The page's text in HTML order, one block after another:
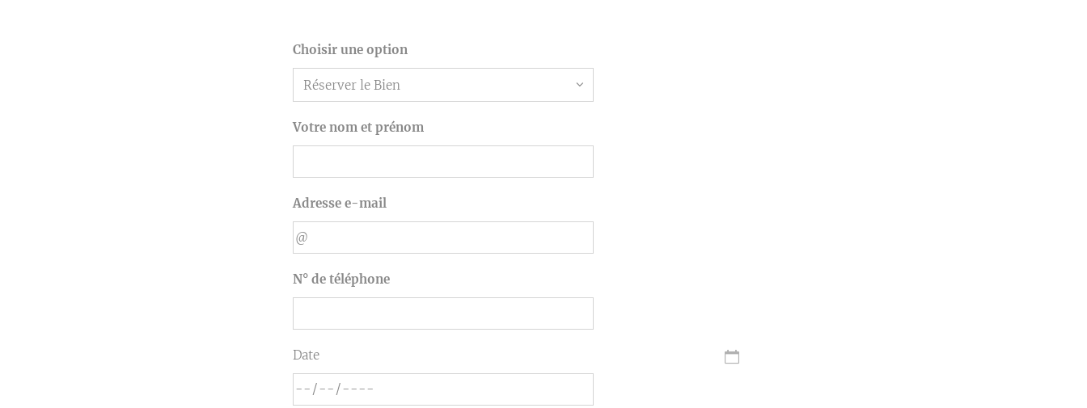
Choisir une option
Votre nom et prénom
Adresse e-mail
N° de téléphone
Date